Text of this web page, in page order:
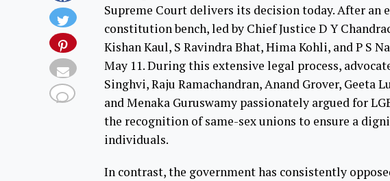
Supreme Court delivers its decision today. After an
constitution bench, led by Chief Justice D Y
Kishan Kaul, S Ravindra Bhat, Hima Kohli, and P S
May 11. During this extensive legal process,
Singhvi, Raju Ramachandran, Anand Grover, Geeta
and Menaka Guruswamy passionately argued for
the recognition of same-sex unions to ensure a
individuals.
In contrast, the government has consistently